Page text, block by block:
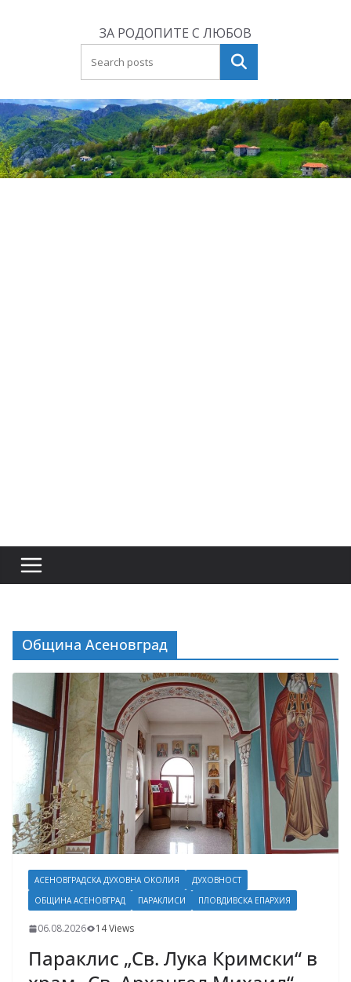
ЗА РОДОПИТЕ С ЛЮБОВ
Търсене
Община Асеновград
АСЕНОВГРАДСКА ДУХОВНА ОКОЛИЯ
ДУХОВНОСТ
ОБЩИНА АСЕНОВГРАД
ПАРАКЛИСИ ПЛОВДИВСКА ЕПАРХИЯ
06.08.2026 14 Views
Параклис „Св. Лука Кримски“ в